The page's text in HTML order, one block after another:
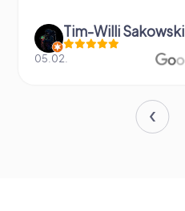
Tim-Willi Sakowski
05.02.